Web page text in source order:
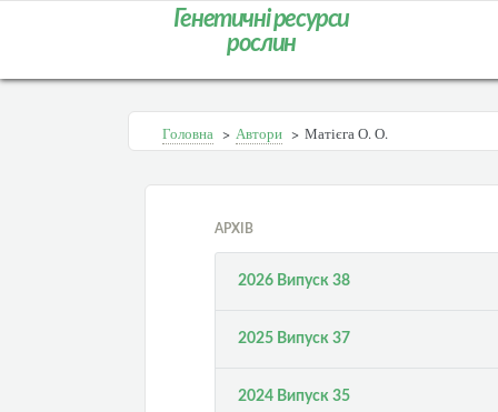
Генетичні ресурси
рослин
Головна > Автори > Матієга О. О.
АРХІВ
2026 Випуск 38
2025 Випуск 37
2024 Випуск 35